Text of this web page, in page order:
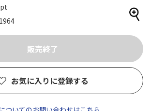
お気に入りに登録する